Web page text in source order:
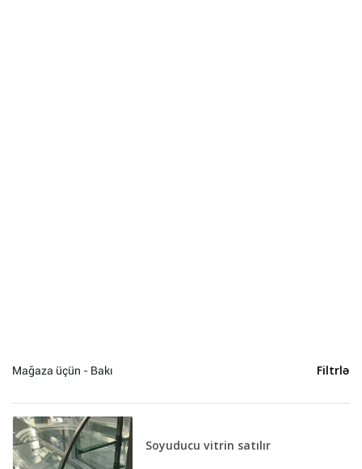
Mağaza üçün - Bakı Filtrlə
Soyuducu vitrin satılır